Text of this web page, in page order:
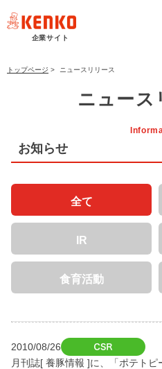
企業サイト
トップページ > ニュースリリース
ニュース
お知らせ
全て
IR
食育活動
2010/08/26
月刊誌[ 養豚情報 ]に、「ポテト